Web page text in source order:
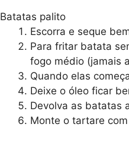
Batatas palito
Escorra e seque
Para fritar batata
fogo médio (jamais
Quando elas
Deixe o óleo ficar
Devolva as batatas
Monte o tartare